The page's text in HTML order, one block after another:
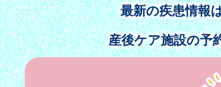
最新の疾患情報
産後ケア施設の予